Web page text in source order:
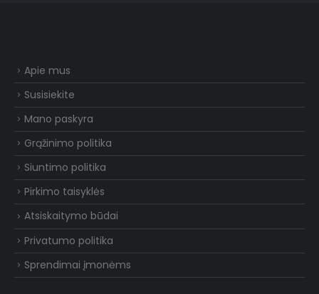
Apie mus
Susisiekite
Mano paskyra
Grąžinimo politika
Siuntimo politika
Pirkimo taisyklės
Atsiskaitymo būdai
Privatumo politika
Sprendimai įmonėms